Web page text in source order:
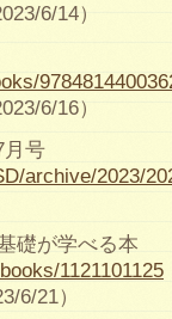
6/14）
6/16）
月号
archive/2023/
礎が学べる本
1121101125
6/21）